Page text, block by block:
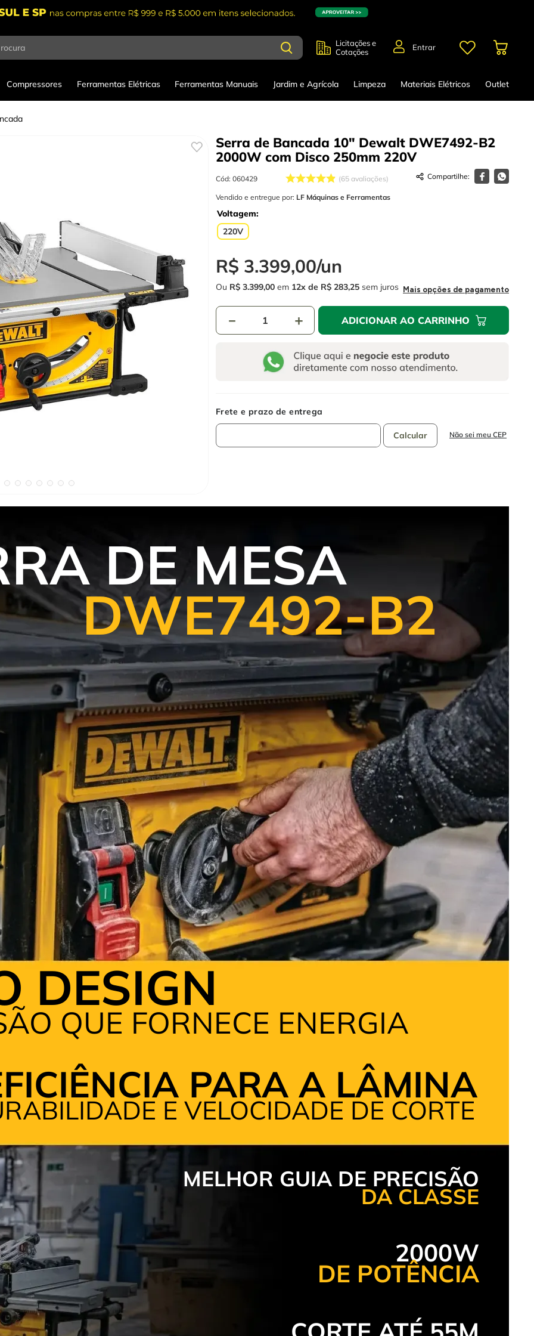
Licitações e
Cotações
Entrar
Compressores Ferramentas Elétricas Ferramentas Manuais Jardim e Agrícola Limpeza Materiais Elétricos Outlet
Serra de Bancada 10" Dewalt DWE7492-B2
2000W com Disco 250mm 220V
Cód: 060429 65 avaliações
Vendido e entregue por: LF Máquinas e Ferramentas
Voltagem
220V
R$ 3.399,00/un
Ou R$ 3.399,00 em 12 R$ 283,25 sem juros Mais opções de pagamento
＋
－ ADICIONAR AO CARRINHO
Não sei meu CEP
DE MESA
DWE7492-B2
DESIGN
QUE FORNECE ENERGIA
PARA A LÂMINA
E VELOCIDADE DE CORTE
MELHOR GUIA DE PRECISÃO
DA CLASSE
2000W
DE POTÊNCIA